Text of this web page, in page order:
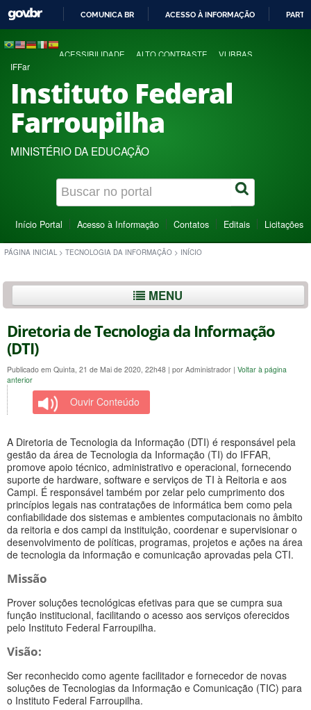
COMUNICA BR ACESSO À INFORMAÇÃO
ACESSIBILIDADE ALTO CONTRASTE VLIBRAS
IFFar
Instituto Federal
Farroupilha
MINISTÉRIO DA EDUCAÇÃO
Início Portal Acesso à Informação Contatos Editais Licitações
PÁGINA INICIAL > TECNOLOGIA DA INFORMAÇÃO > INÍCIO
MENU
Diretoria de Tecnologia da Informação
(DTI)
Publicado em Quinta, 21 de Mai de 2020, 22h48 | por Administrador | Voltar à página
anterior
Ouvir Conteúdo
A Diretoria de Tecnologia da Informação (DTI) é responsável pela
gestão da área de Tecnologia da Informação (TI) do IFFAR,
promove apoio técnico, administrativo e operacional, fornecendo
suporte de hardware, software e serviços de TI à Reitoria e aos
Campi. É responsável também por zelar pelo cumprimento dos
princípios legais nas contratações de informática bem como pela
confiabilidade dos sistemas e ambientes computacionais no âmbito
da reitoria e dos campi da instituição, coordenar e supervisionar o
desenvolvimento de políticas, programas, projetos e ações na área
de tecnologia da informação e comunicação aprovadas pela CTI.
Missão
Prover soluções tecnológicas efetivas para que se cumpra sua
função institucional, facilitando o acesso aos serviços oferecidos
pelo Instituto Federal Farroupilha.
Visão:
Ser reconhecido como agente facilitador e fornecedor de novas
soluções de Tecnologias da Informação e Comunicação (TIC) para
o Instituto Federal Farroupilha.